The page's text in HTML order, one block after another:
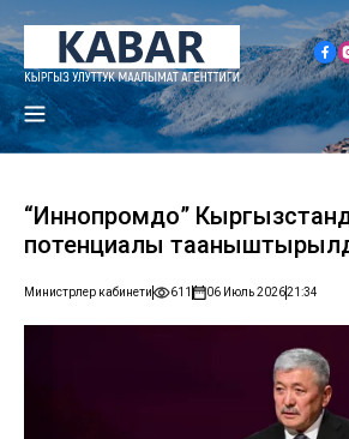
“Иннопромдо”
потенциалы
Министрлер кабинети 611 06 Июль 202621:34